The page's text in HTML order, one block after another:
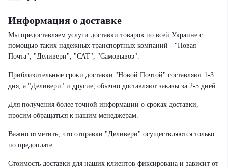
Информация о доставке
Мы предоставляем услуги доставки товаров по всей Украине с
помощью таких надежных транспортных компаний - "Новая
Почта", "Деливери", "САТ", "Самовывоз".
Приблизительные сроки доставки "Новой Почтой" составляют 1-3
дня, а "Деливери" и другие, обычно доставляют заказы за 2-5 дней.
Для получения более точной информации о сроках доставки,
просим обращаться к нашим менеджерам.
Важно отметить, что отправки "Деливери" осуществляются только
по предоплате.
Стоимость доставки для наших клиентов фиксирована и зависит от